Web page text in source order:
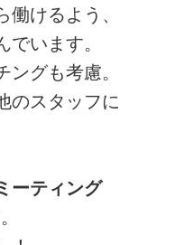
けるよう、
います。
グも考慮。
のスタッフに
ーティング